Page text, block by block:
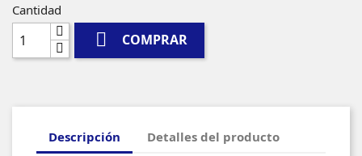
Cantidad
 COMPRAR
Descripción Detalles del producto